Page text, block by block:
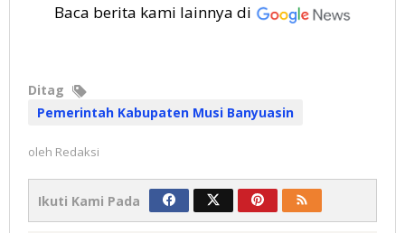
Baca berita kami lainnya di
Ditag
Pemerintah Kabupaten Musi Banyuasin
oleh Redaksi
Ikuti Kami Pada